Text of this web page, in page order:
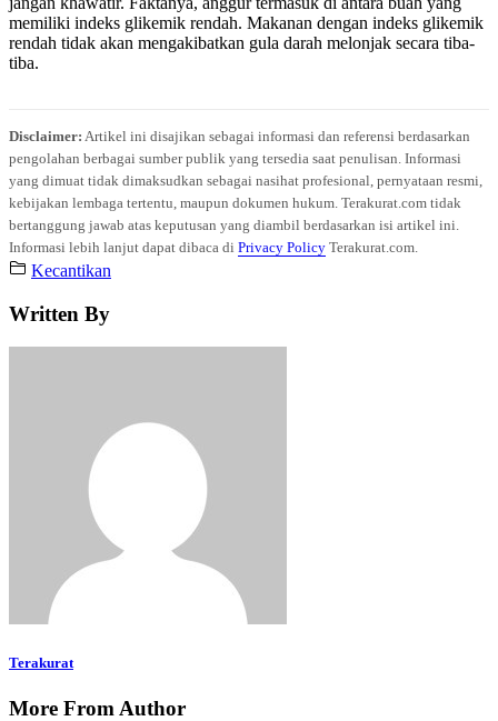
memiliki indeks glikemik rendah. Makanan dengan indeks glikemik
rendah tidak akan mengakibatkan gula darah melonjak secara tiba-
tiba.
Disclaimer: Artikel ini disajikan sebagai informasi dan referensi berdasarkan
pengolahan berbagai sumber publik yang tersedia saat penulisan. Informasi
yang dimuat tidak dimaksudkan sebagai nasihat profesional, pernyataan resmi,
kebijakan lembaga tertentu, maupun dokumen hukum. Terakurat.com tidak
bertanggung jawab atas keputusan yang diambil berdasarkan isi artikel ini.
Informasi lebih lanjut dapat dibaca di Privacy Policy Terakurat.com.
Kecantikan
Written By
Terakurat
More From Author